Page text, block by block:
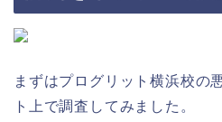
まずはプログリット横浜校の
ト上で調査してみました。